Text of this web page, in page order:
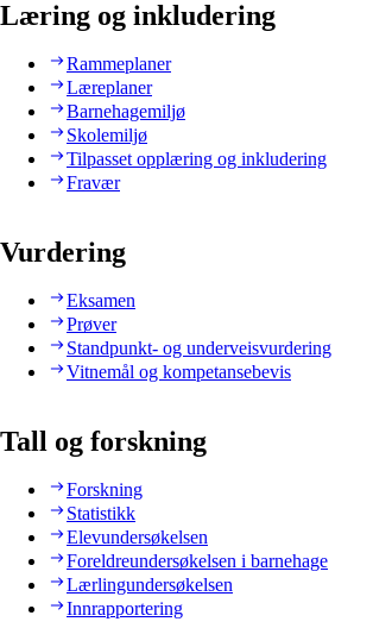
Læring og inkludering
Rammeplaner
Læreplaner
Barnehagemiljø
Skolemiljø
Tilpasset opplæring og inkludering
Fravær
Vurdering
Eksamen
Prøver
Standpunkt- og underveisvurdering
Vitnemål og kompetansebevis
Tall og forskning
Forskning
Statistikk
Elevundersøkelsen
Foreldreundersøkelsen i barnehage
Lærlingundersøkelsen
Innrapportering